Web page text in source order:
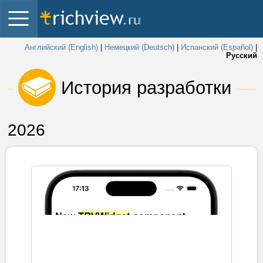
Английский (English) Немецкий (Deutsch) Испанский (Español)
Русский
История разработки
2026